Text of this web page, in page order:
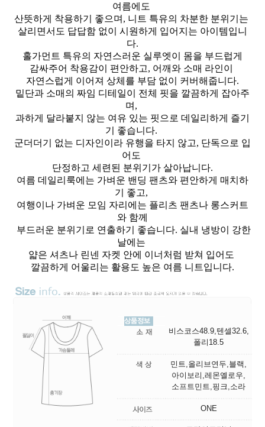
여름에도
산뜻하게 착용하기 좋으며, 니트 특유의 차분한 분위기는
살리면서도 답답함 없이 시원하게 입어지는 아이템입니
다.
홀가먼트 특유의 자연스러운 실루엣이 몸을 부드럽게
감싸주어 착용감이 편안하고, 어깨와 소매 라인이
자연스럽게 이어져 상체를 부담 없이 커버해줍니다.
밑단과 소매의 짜임 디테일이 전체 핏을 깔끔하게 잡아주
며,
과하게 달라붙지 않는 여유 있는 핏으로 데일리하게 즐기
기 좋습니다.
군더더기 없는 디자인이라 유행을 타지 않고, 단독으로 입
어도
단정하고 세련된 분위기가 살아납니다.
여름 데일리룩에는 가벼운 밴딩 팬츠와 편안하게 매치하
기 좋고,
여행이나 가벼운 모임 자리에는 플리츠 팬츠나 롱스커트
와 함께
부드러운 분위기로 연출하기 좋습니다. 실내 냉방이 강한
날에는
얇은 셔츠나 린넨 자켓 안에 이너처럼 받쳐 입어도
깔끔하게 어울리는 활용도 높은 여름 니트입니다.
비스코스48.9,텐셀32.6,
폴리18.5
민트,올리브연두,블랙,
아이보리,레몬옐로우,
소프트민트,핑크,소라
ONE